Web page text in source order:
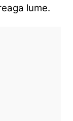
lume.